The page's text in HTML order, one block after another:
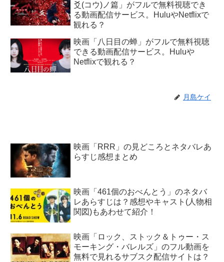
爻(コウ)ノ篇」がフルで無料視聴でき
る動画配信サービス。HuluやNetflixで
観れる？
映画「八日目の蝉」がフルで無料視聴
できる動画配信サービス。Huluや
Netflixで観れる？
月島ケイ
映画「RRR」の見どころとネタバレあ
らすじ感想まとめ
映画「461個のおべんとう」のネタバ
レあらすじは？感想やキャスト(人物相
関図)もあわせて紹介！
映画「ロック、ストック＆トゥー・ス
モーキング・バレルズ」のフル動画を
無料で見れるサブスク配信サイトは？